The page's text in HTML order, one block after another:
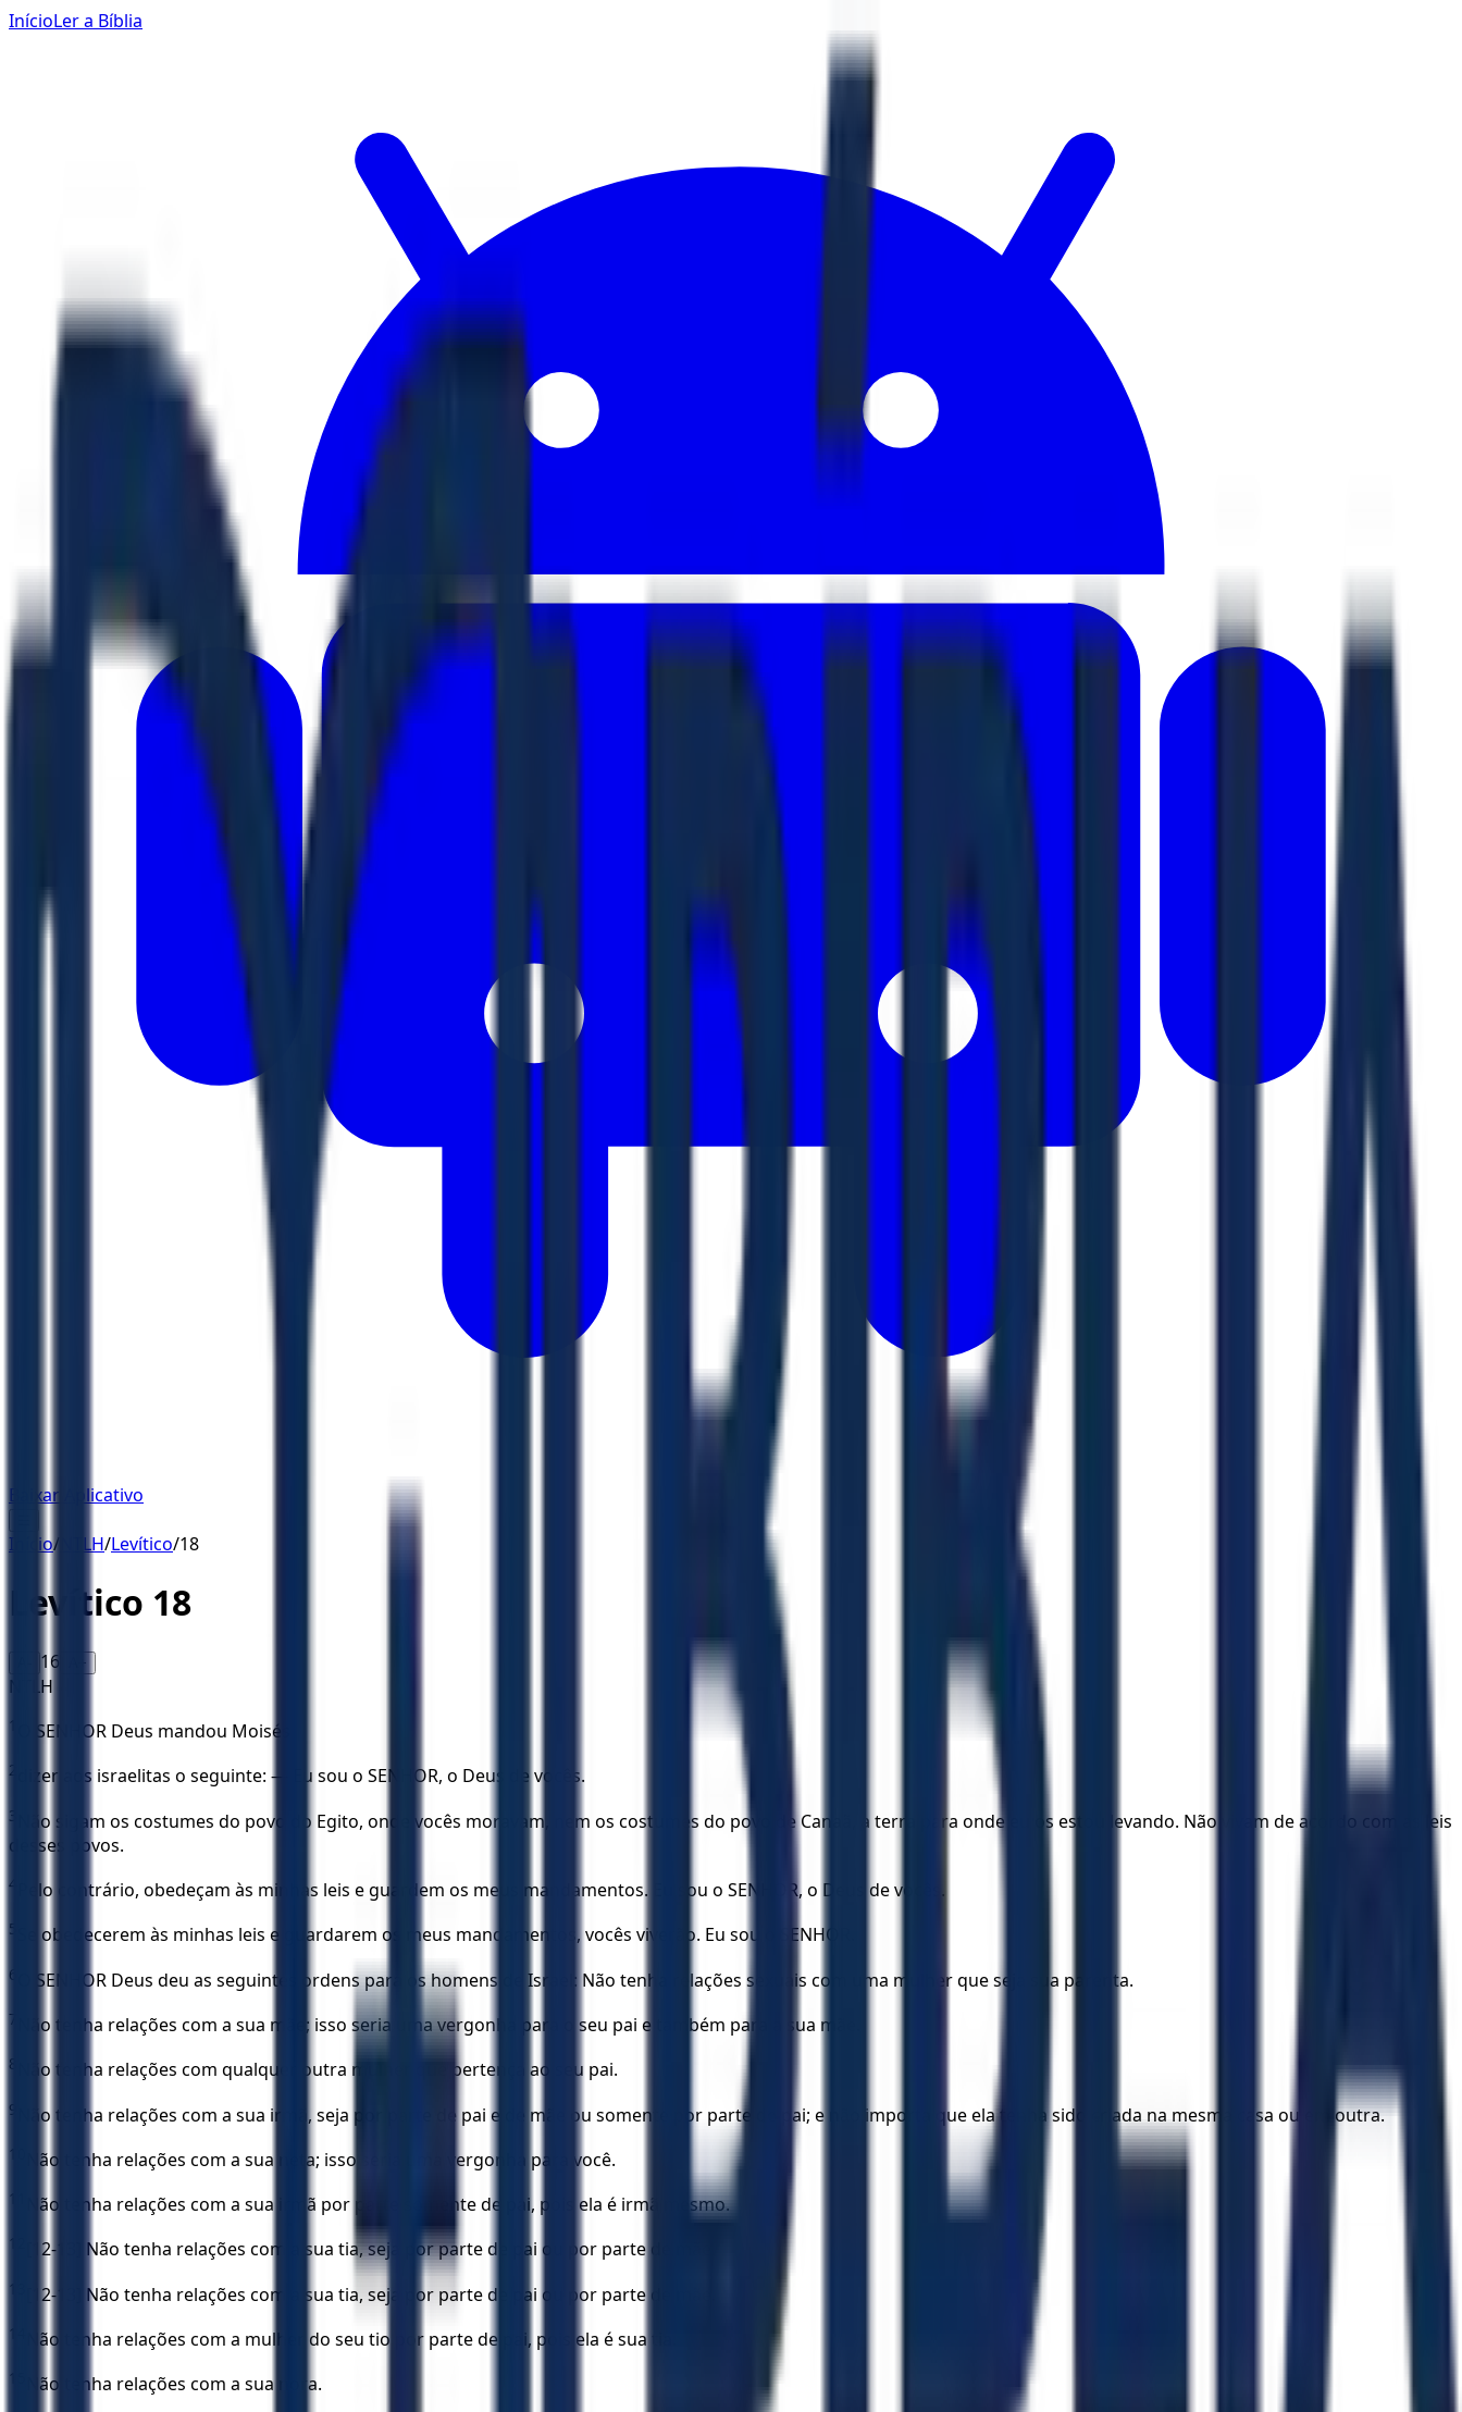
InícioLer a Bíblia
Baixar Aplicativo
Início/ NTLH/Levítico/18
Levítico 18
16 A+
NTLH
1 O SENHOR Deus mandou Moisés
2 dizer aos israelitas o seguinte: — Eu sou o SENHOR, o Deus de vocês.
3
Não sigam os costumes do povo do Egito, onde vocês moravam, nem os costumes do povo de Canaã, a terra para onde eu os estou levando. Não vivam de acordo com as leis
desses povos.
4 Pelo contrário, obedeçam às minhas leis e guardem os meus mandamentos. Eu sou o SENHOR, o Deus de vocês.
5 Se obedecerem às minhas leis e guardarem os meus mandamentos, vocês viverão. Eu sou o SENHOR.
6 O SENHOR Deus deu as seguintes ordens para os homens de Israel: Não tenha relações sexuais com uma mulher que seja sua parenta.
7 Não tenha relações com a sua mãe; isso seria uma vergonha para o seu pai e também para a sua mãe.
8 Não tenha relações com qualquer outra mulher que pertença ao seu pai.
9 Não tenha relações com a sua irmã, seja por parte de pai e de mãe ou somente por parte de pai; e não importa que ela tenha sido criada na mesma casa ou em outra.
10 Não tenha relações com a sua neta; isso seria uma vergonha para você.
11 Não tenha relações com a sua irmã por parte somente de pai, pois ela é irmã mesmo.
12 [12-13] Não tenha relações com a sua tia, seja por parte de pai ou por parte de mãe.
13 [12-13] Não tenha relações com a sua tia, seja por parte de pai ou por parte de mãe.
14 Não tenha relações com a mulher do seu tio por parte de pai, pois ela é sua tia.
15 Não tenha relações com a sua nora.